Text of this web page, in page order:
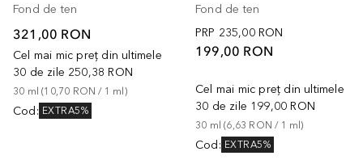
Fond de ten
321,00 RON
Cel mai mic preț din ultimele
30 de zile 250,38 RON
30 ml (10,70 RON / 1 ml)
Cod : EXTRA5%
Fond de ten
PRP 235,00 RON
199,00 RON
Cel mai mic preț din ultimele
30 de zile 199,00 RON
30 ml (6,63 RON / 1 ml)
Cod : EXTRA5%
+18